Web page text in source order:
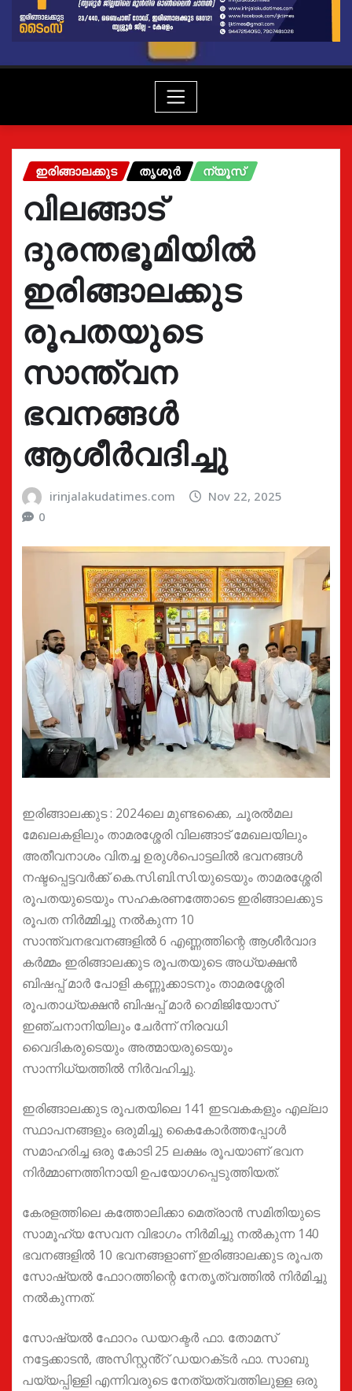
ഇരിങ്ങാലക്കുട തൃശൂർ ന്യൂസ്
വിലങ്ങാട്
ദുരന്തഭൂമിയിൽ
ഇരിങ്ങാലക്കുട
രൂപതയുടെ
സാന്ത്വന
ഭവനങ്ങൾ
ആശീർവദിച്ചു
irinjalakudatimes.com
Nov 22, 2025
0
ഇരിങ്ങാലക്കുട : 2024ലെ മുണ്ടക്കൈ, ചൂരൽമല
മേഖലകളിലും താമരശ്ശേരി വിലങ്ങാട് മേഖലയിലും
അതീവനാശം വിതച്ച ഉരുൾപൊട്ടലിൽ ഭവനങ്ങൾ
നഷ്ടപ്പെട്ടവർക്ക് കെ.സി.ബി.സി.യുടെയും താമരശ്ശേരി
രൂപതയുടെയും സഹകരണത്തോടെ ഇരിങ്ങാലക്കുട
രൂപത നിർമ്മിച്ചു നൽകുന്ന 10
സാന്ത്വനഭവനങ്ങളിൽ 6 എണ്ണത്തിന്റെ ആശീർവാദ
കർമ്മം ഇരിങ്ങാലക്കുട രൂപതയുടെ അധ്യക്ഷൻ
ബിഷപ്പ് മാർ പോളി കണ്ണൂക്കാടനും താമരശ്ശേരി
രൂപതാധ്യക്ഷൻ ബിഷപ്പ് മാർ റെമിജിയോസ്
ഇഞ്ചനാനിയിലും ചേർന്ന് നിരവധി
വൈദികരുടെയും അത്മായരുടെയും
സാന്നിധ്യത്തിൽ നിർവഹിച്ചു.
ഇരിങ്ങാലക്കുട രൂപതയിലെ 141 ഇടവകകളും എല്ലാ
സ്ഥാപനങ്ങളും ഒരുമിച്ചു കൈകോർത്തപ്പോൾ
സമാഹരിച്ച ഒരു കോടി 25 ലക്ഷം രൂപയാണ് ഭവന
നിർമ്മാണത്തിനായി ഉപയോഗപ്പെടുത്തിയത്.
കേരളത്തിലെ കത്തോലിക്കാ മെത്രാൻ സമിതിയുടെ
സാമൂഹ്യ സേവന വിഭാഗം നിർമിച്ചു നൽകുന്ന 140
ഭവനങ്ങളിൽ 10 ഭവനങ്ങളാണ് ഇരിങ്ങാലക്കുട രൂപത
സോഷ്യൽ ഫോറത്തിന്റെ നേതൃത്വത്തിൽ നിർമിച്ചു
നൽകുന്നത്.
സോഷ്യൽ ഫോറം ഡയറക്ടർ ഫാ. തോമസ്
നട്ടേക്കാടൻ, അസിസ്റ്റൻ്റ് ഡയറക്‌ടർ ഫാ. സാബു
പയ്യപ്പിള്ളി എന്നിവരുടെ നേത്യത്വത്തിലുള്ള ഒരു